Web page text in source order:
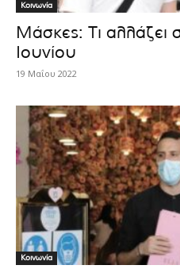
Κοινωνία
Μάσκες: Τι αλλάζει
Ιουνίου
19 Μαΐου 2022
Κοινωνία